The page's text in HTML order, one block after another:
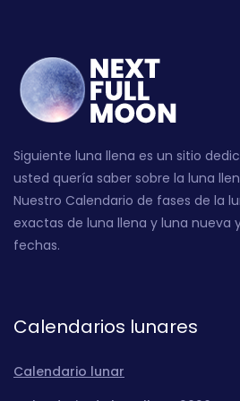
Siguiente luna llena es un sitio
usted quería saber sobre la luna
Nuestro Calendario de fases de la
exactas de luna llena y luna nueva
fechas.
Calendarios lunares
Calendario lunar